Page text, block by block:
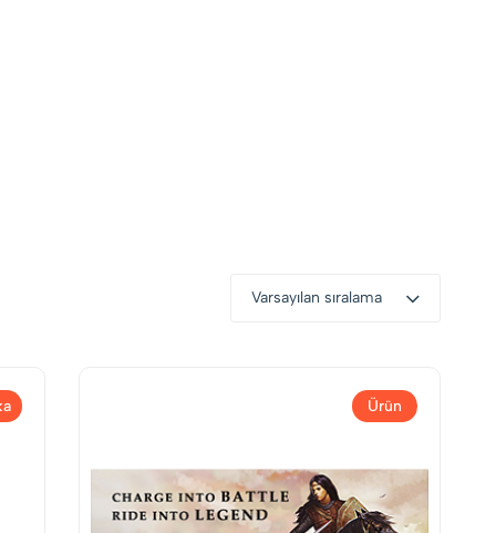
Varsayılan sıralama
Ürün